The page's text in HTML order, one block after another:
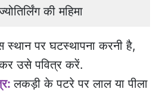
की महिमा
स्थान पर घटस्थापना करनी है,
उसे पवित्र करें.
लकड़ी के पटरे पर लाल या पीला